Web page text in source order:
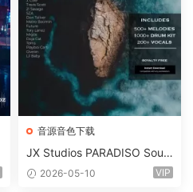
音源音色下载
JX Studios PARADISO Soun
d Kit MULTiFORMAT-FANTA
2026-05-10 VIP